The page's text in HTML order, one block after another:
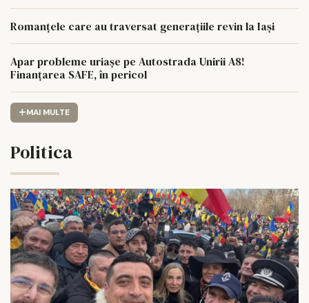
Romanțele care au traversat generațiile revin la Iași
Apar probleme uriașe pe Autostrada Unirii A8!
Finanțarea SAFE, în pericol
MAI MULTE
Politica